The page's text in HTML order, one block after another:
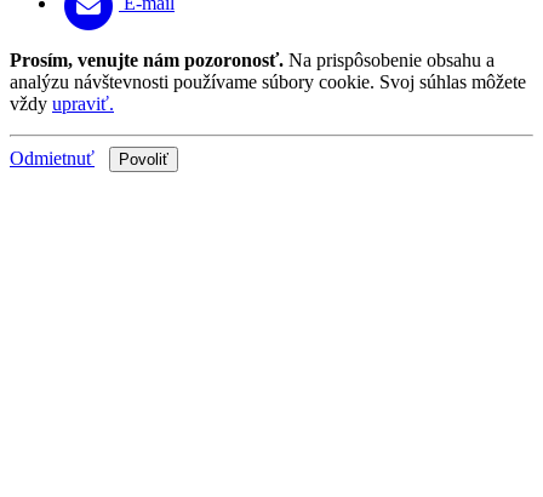
Prosím, venujte nám pozoronosť. Na prispôsobenie obsahu a
analýzu návštevnosti používame súbory cookie. Svoj súhlas môžete
vždy upraviť.
Odmietnuť Povoliť